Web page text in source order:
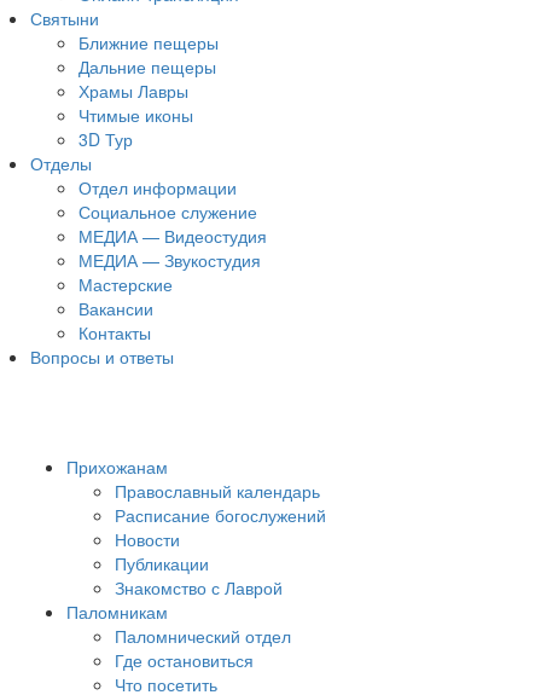
Святыни
Ближние пещеры
Дальние пещеры
Храмы Лавры
Чтимые иконы
3D Тур
Отделы
Отдел информации
Социальное служение
МЕДИА — Видеостудия
МЕДИА — Звукостудия
Мастерские
Вакансии
Контакты
Вопросы и ответы
Прихожанам
Православный календарь
Расписание богослужений
Новости
Публикации
Знакомство с Лаврой
Паломникам
Паломнический отдел
Где остановиться
Что посетить